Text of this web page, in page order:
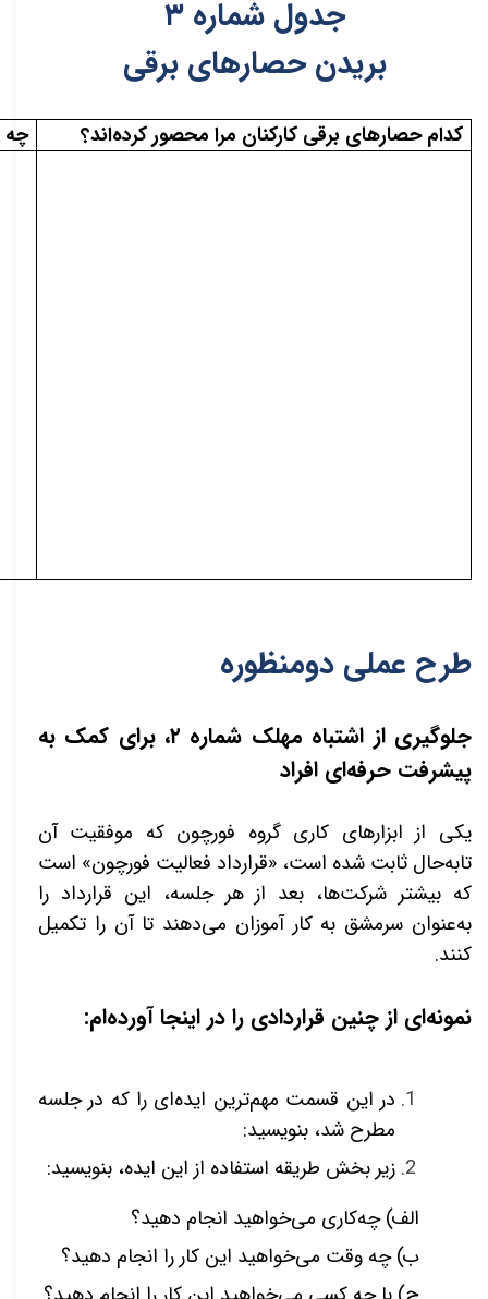
جدول شماره ۳
بریدن حصارهای برقی
کدام حصارهای برقی کارکنان مرا محصور کرده‌اند؟ چه
طرح عملی دومنظوره
جلوگیری از اشتباه مهلک شماره ۲، برای کمک به
پیشرفت حرفه‌ای افراد
یکی از ابزارهای کاری گروه فورچون که موفقیت آن
تابه‌حال ثابت شده است، «قرارداد فعالیت فورچون» است
که بیشتر شرکت‌ها، بعد از هر جلسه، این قرارداد را
به‌عنوان سرمشق به کار آموزان می‌دهند تا آن را تکمیل
کنند.
نمونه‌ای از چنین قراردادی را در اینجا آورده‌ام:
در این قسمت مهم‌ترین ایده‌ای را که در جلسه
مطرح شد، بنویسید:
زیر بخش طریقه استفاده از این ایده، بنویسید:
الف) چه‌کاری می‌خواهید انجام دهید؟
ب) چه وقت می‌خواهید این کار را انجام دهید؟